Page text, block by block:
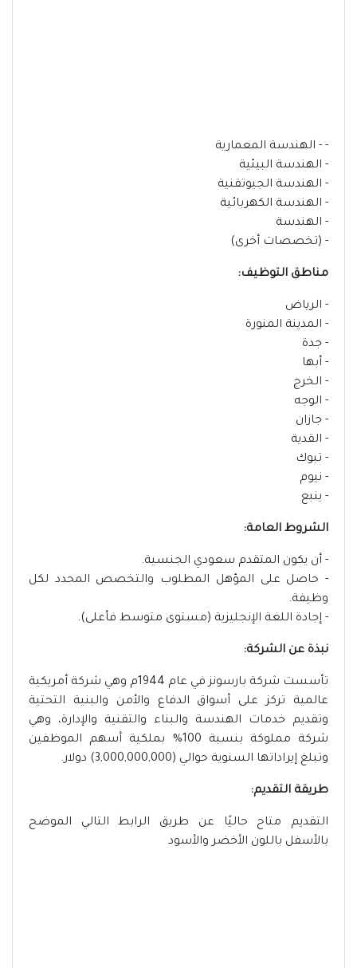
- - الهندسة المعمارية
- الهندسة البيئية
- الهندسة الجيوتقنية
- الهندسة الكهربائية
- الهندسة
- (تخصصات أخرى)
مناطق التوظيف:
- الرياض
- المدينة المنورة
- جدة
- أبها
- الخرج
- الوجه
- جازان
- القدية
- تبوك
- نيوم
- ينبع
الشروط العامة:
- أن يكون المتقدم سعودي الجنسية.
- حاصل على المؤهل المطلوب والتخصص المحدد لكل
وظيفة.
- إجادة اللغة الإنجليزية (مستوى متوسط فأعلى).
نبذة عن الشركة:
تأسست شركة بارسونز في عام 1944م وهي شركة أمريكية
عالمية تركز على أسواق الدفاع والأمن والبنية التحتية
وتقديم خدمات الهندسة والبناء والتقنية والإدارة، وهي
شركة مملوكة بنسبة 100% بملكية أسهم الموظفين
وتبلغ إيراداتها السنوية حوالي (3,000,000,000) دولار.
طريقة التقديم:
التقديم متاح حاليًا عن طريق الرابط التالي الموضح
بالأسفل باللون الأخضر والأسود